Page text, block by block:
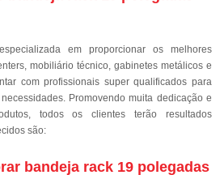
em proporcionar os melhores
mobiliário técnico, gabinetes metálicos e
com profissionais super qualificados para
Promovendo muita dedicação e
todos os clientes terão resultados
são:
bandeja rack 19 polegadas